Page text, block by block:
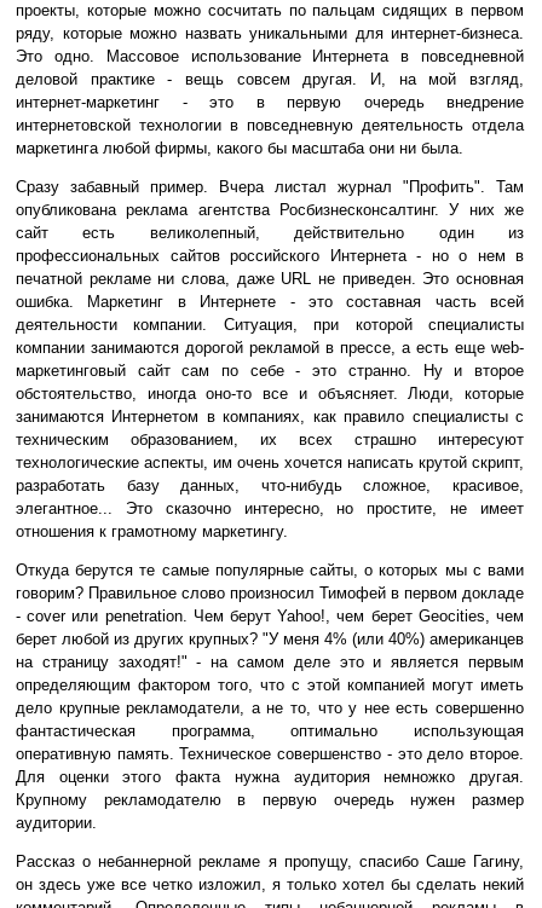
проекты, которые можно сосчитать по пальцам сидящих в первом
ряду, которые можно назвать уникальными для интернет-бизнеса.
Это одно. Массовое использование Интернета в повседневной
деловой практике - вещь совсем другая. И, на мой взгляд,
интернет-маркетинг - это в первую очередь внедрение
интернетовской технологии в повседневную деятельность отдела
маркетинга любой фирмы, какого бы масштаба они ни была.
Сразу забавный пример. Вчера листал журнал "Профить". Там
опубликована реклама агентства Росбизнесконсалтинг. У них же
сайт есть великолепный, действительно один из
профессиональных сайтов российского Интернета - но о нем в
печатной рекламе ни слова, даже URL не приведен. Это основная
ошибка. Маркетинг в Интернете - это составная часть всей
деятельности компании. Ситуация, при которой специалисты
компании занимаются дорогой рекламой в прессе, а есть еще web-
маркетинговый сайт сам по себе - это странно. Ну и второе
обстоятельство, иногда оно-то все и объясняет. Люди, которые
занимаются Интернетом в компаниях, как правило специалисты с
техническим образованием, их всех страшно интересуют
технологические аспекты, им очень хочется написать крутой скрипт,
разработать базу данных, что-нибудь сложное, красивое,
элегантное... Это сказочно интересно, но простите, не имеет
отношения к грамотному маркетингу.
Откуда берутся те самые популярные сайты, о которых мы с вами
говорим? Правильное слово произносил Тимофей в первом докладе
- cover или penetration. Чем берут Yahoo!, чем берет Geocities, чем
берет любой из других крупных? "У меня 4% (или 40%) американцев
на страницу заходят!" - на самом деле это и является первым
определяющим фактором того, что с этой компанией могут иметь
дело крупные рекламодатели, а не то, что у нее есть совершенно
фантастическая программа, оптимально использующая
оперативную память. Техническое совершенство - это дело второе.
Для оценки этого факта нужна аудитория немножко другая.
Крупному рекламодателю в первую очередь нужен размер
аудитории.
Рассказ о небаннерной рекламе я пропущу, спасибо Саше Гагину,
он здесь уже все четко изложил, я только хотел бы сделать некий